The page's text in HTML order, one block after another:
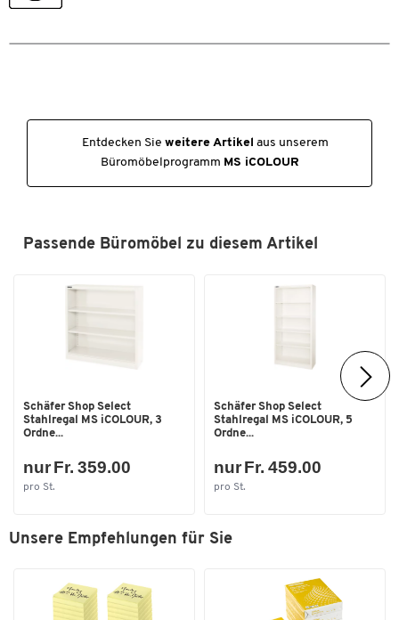
verschiedenster Produkte, sondern überzeugt vor allem auch mit
von 10 auf 30 Jahre!
Investieren Sie jetzt in Ausstattung nicht nur für heute,
Entdecken Sie weitere Artikel aus unserem
Büromöbelprogramm MS iCOLOUR
Passende Büromöbel zu diesem Artikel
Schäfer Shop Select
Stahlregal MS iCOLOUR, 3
Ordne...
nur Fr. 359.00
pro St.
Schäfer Shop Select
Stahlregal MS iCOLOUR, 5
Ordne...
nur Fr. 459.00
pro St.
Unsere Empfehlungen für Sie